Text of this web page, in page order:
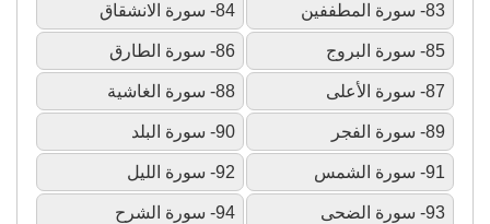
83- سورة المطففين 84- سورة الانشقاق
85- سورة البروج 86- سورة الطارق
87- سورة الأعلى 88- سورة الغاشية
89- سورة الفجر 90- سورة البلد
91- سورة الشمس 92- سورة الليل
93- سورة الضحى 94- سورة الشرح